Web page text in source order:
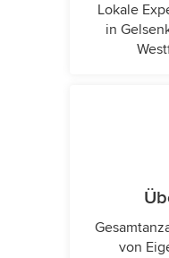
Lokale
in
von